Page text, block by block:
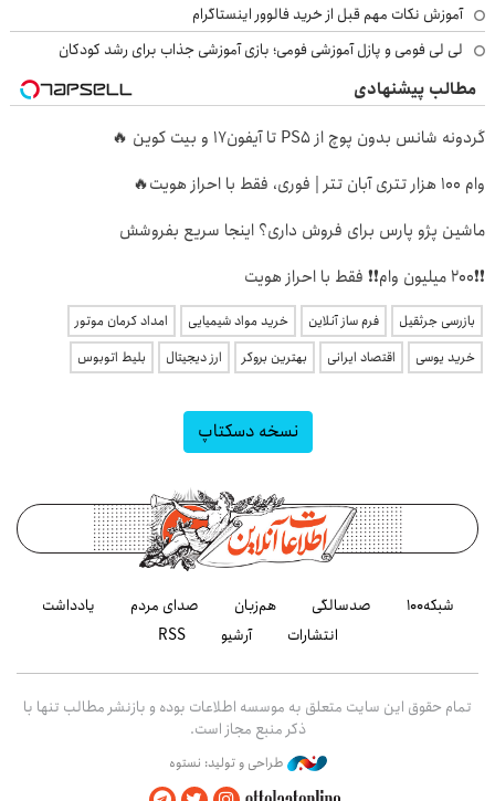
آموزش نکات مهم قبل از خرید فالوور اینستاگرام
لی لی فومی و پازل آموزشی فومی؛ بازی آموزشی جذاب برای رشد کودکان
مطالب پیشنهادی
گردونه شانس بدون پوچ از PS5 تا آیفون17 و بیت کوین 🔥
وام 100 هزار تتری آبان تتر | فوری، فقط با احراز هویت🔥
ماشین پژو پارس برای فروش داری؟ اینجا سریع بفروشش
❗❗200 میلیون وام❗❗ فقط با احراز هویت
بازرسی جرثقیل فرم ساز آنلاین خرید مواد شیمیایی
امداد کرمان موتور
خرید یوسی
اقتصاد ایرانی بهترین بروکر ارز دیجیتال بلیط اتوبوس
نسخه دسکتاپ
شبکه۱۰۰ صدسالگی هم‌زبان صدای مردم
یادداشت
انتشارات
آرشیو RSS
تمام حقوق این سایت متعلق به موسسه اطلاعات بوده و بازنشر مطالب تنها با
ذکر منبع مجاز است.
طراحی و تولید: نستوه